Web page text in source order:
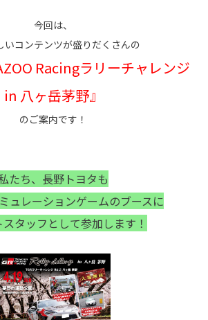
今回は、
いコンテンツが盛りだくさんの
Racingラリーチャレンジ
in 八ヶ岳茅野』
のご案内です！
たち、長野トヨタも
ュレーションゲームのブースに
タッフとして参加します！